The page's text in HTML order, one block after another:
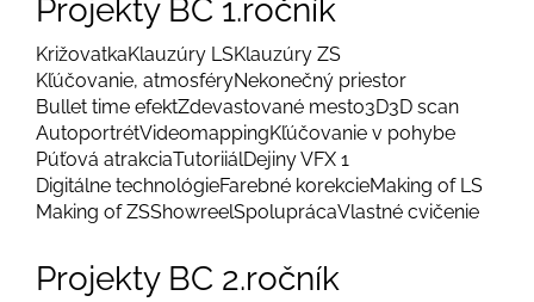
Projekty BC 1.ročník
KrižovatkaKlauzúry LSKlauzúry ZS
Kľúčovanie, atmosféryNekonečný priestor
Bullet time efektZdevastované mesto3D3D scan
AutoportrétVideomappingKľúčovanie v pohybe
Púťová atrakciaTutoriiálDejiny VFX 1
Digitálne technológieFarebné korekcieMaking of LS
Making of ZSShowreelSpoluprácaVlastné cvičenie
Projekty BC 2.ročník